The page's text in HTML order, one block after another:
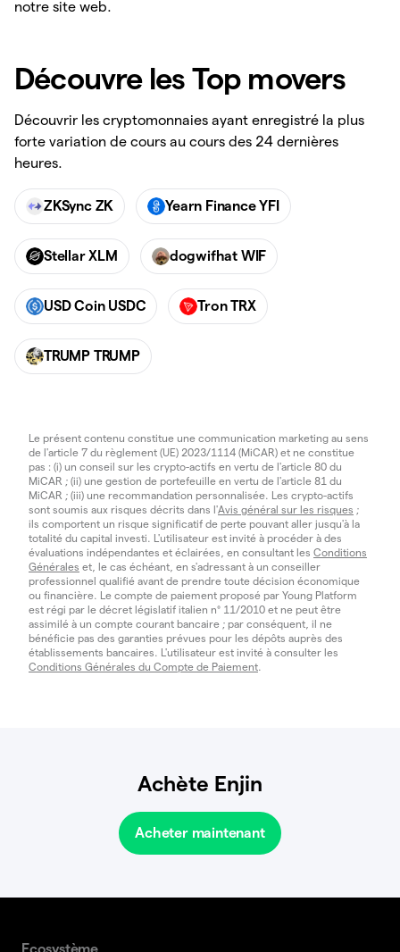
notre site web.
Découvre les Top movers
Découvrir les cryptomonnaies ayant enregistré la plus
forte variation de cours au cours des 24 dernières
heures.
ZKSync ZK Yearn Finance YFI
Stellar XLM dogwifhat WIF
USD Coin USDC Tron TRX
TRUMP TRUMP
Le présent contenu constitue une communication marketing au sens
de l'article 7 du règlement (UE) 2023/1114 (MiCAR) et ne constitue
pas : (i) un conseil sur les crypto-actifs en vertu de l'article 80 du
MiCAR ; (ii) une gestion de portefeuille en vertu de l'article 81 du
MiCAR ; (iii) une recommandation personnalisée. Les crypto-actifs
sont soumis aux risques décrits dans l'Avis général sur les risques ;
ils comportent un risque significatif de perte pouvant aller jusqu'à la
totalité du capital investi. L'utilisateur est invité à procéder à des
évaluations indépendantes et éclairées, en consultant les Conditions
Générales et, le cas échéant, en s'adressant à un conseiller
professionnel qualifié avant de prendre toute décision économique
ou financière. Le compte de paiement proposé par Young Platform
est régi par le décret législatif italien n° 11/2010 et ne peut être
assimilé à un compte courant bancaire ; par conséquent, il ne
bénéficie pas des garanties prévues pour les dépôts auprès des
établissements bancaires. L'utilisateur est invité à consulter les
Conditions Générales du Compte de Paiement.
Achète Enjin
Acheter maintenant